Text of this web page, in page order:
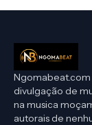
divulgação de
na musica
autorais de